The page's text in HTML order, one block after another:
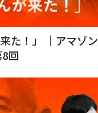
来た！」 ｜アマゾ
回